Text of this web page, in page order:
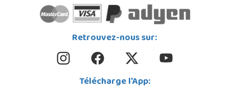
Retrouvez-nous sur:
Télécharge l'App: